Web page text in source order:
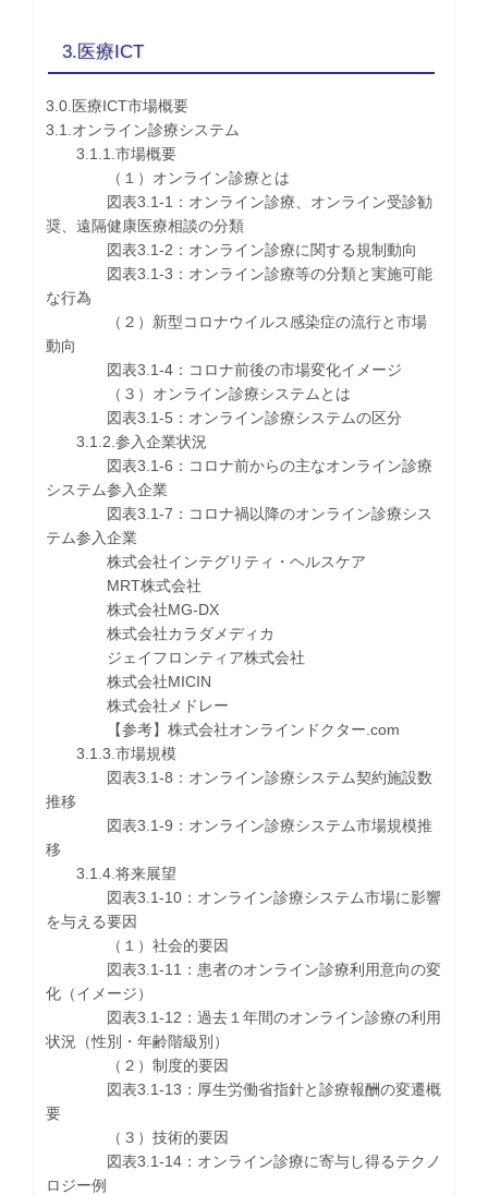
3.医療ICT
3.0.医療ICT市場概要
3.1.オンライン診療システム
3.1.1.市場概要
（１）オンライン診療とは
図表3.1-1：オンライン診療、オンライン受診勧
奨、遠隔健康医療相談の分類
図表3.1-2：オンライン診療に関する規制動向
図表3.1-3：オンライン診療等の分類と実施可能
な行為
（２）新型コロナウイルス感染症の流行と市場
動向
図表3.1-4：コロナ前後の市場変化イメージ
（３）オンライン診療システムとは
図表3.1-5：オンライン診療システムの区分
3.1.2.参入企業状況
図表3.1-6：コロナ前からの主なオンライン診療
システム参入企業
図表3.1-7：コロナ禍以降のオンライン診療シス
テム参入企業
株式会社インテグリティ・ヘルスケア
MRT株式会社
株式会社MG-DX
株式会社カラダメディカ
ジェイフロンティア株式会社
株式会社MICIN
株式会社メドレー
【参考】株式会社オンラインドクター.com
3.1.3.市場規模
図表3.1-8：オンライン診療システム契約施設数
推移
図表3.1-9：オンライン診療システム市場規模推
移
3.1.4.将来展望
図表3.1-10：オンライン診療システム市場に影響
を与える要因
（１）社会的要因
図表3.1-11：患者のオンライン診療利用意向の変
化（イメージ）
図表3.1-12：過去１年間のオンライン診療の利用
状況（性別・年齢階級別）
（２）制度的要因
図表3.1-13：厚生労働省指針と診療報酬の変遷概
要
（３）技術的要因
図表3.1-14：オンライン診療に寄与し得るテクノ
ロジー例